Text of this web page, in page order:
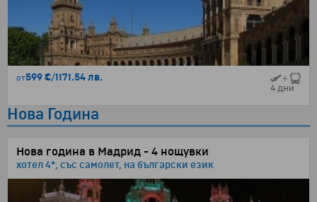
от599 €/1171.54 лв.
4 дни
Нова Година
Нова година в Мадрид - 4 нощувки
хотел 4*, със самолет, на български език